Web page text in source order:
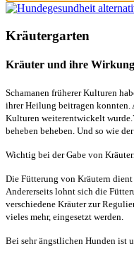
Kräutergarten
Kräuter und ihre
Schamanen früherer Kulturen
ihrer Heilung beitragen konnten.
Kulturen weiterentwickelt
beheben beheben. Und so wie
Wichtig bei der Gabe von
Die Fütterung von Kräutern
Andererseits lohnt sich die
verschiedene Kräuter zur
vieles mehr, eingesetzt werden.
Bei sehr ängstlichen Hunden ist